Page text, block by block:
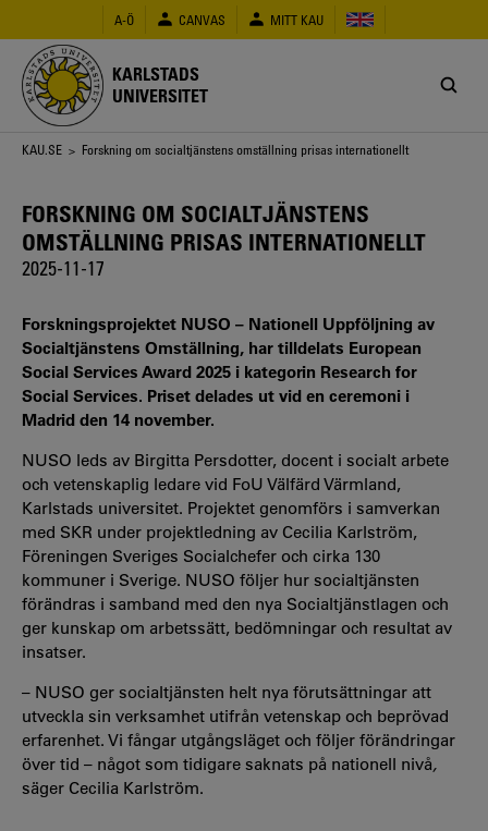
huvudinnehåll
A-Ö CANVAS MITT KAU
KARLSTADS
UNIVERSITET
Länkstig
KAU.SE > Forskning om socialtjänstens omställning prisas internationellt
FORSKNING OM SOCIALTJÄNSTENS
OMSTÄLLNING PRISAS INTERNATIONELLT
2025-11-17
Forskningsprojektet NUSO – Nationell Uppföljning av
Socialtjänstens Omställning, har tilldelats European
Social Services Award 2025 i kategorin Research for
Social Services. Priset delades ut vid en ceremoni i
Madrid den 14 november.
NUSO leds av Birgitta Persdotter, docent i socialt arbete
och vetenskaplig ledare vid FoU Välfärd Värmland,
Karlstads universitet. Projektet genomförs i samverkan
med SKR under projektledning av Cecilia Karlström,
Föreningen Sveriges Socialchefer och cirka 130
kommuner i Sverige. NUSO följer hur socialtjänsten
förändras i samband med den nya Socialtjänstlagen och
ger kunskap om arbetssätt, bedömningar och resultat av
insatser.
– NUSO ger socialtjänsten helt nya förutsättningar att
utveckla sin verksamhet utifrån vetenskap och beprövad
erfarenhet. Vi fångar utgångsläget och följer förändringar
över tid – något som tidigare saknats på nationell nivå,
säger Cecilia Karlström.